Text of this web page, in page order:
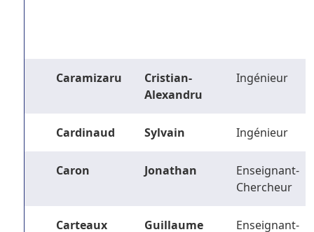
Caramizaru
Cristian-
Alexandru
Ingénieur
Cardinaud Sylvain Ingénieur
Caron Jonathan
Enseignant-
Chercheur
Carteaux Guillaume
Enseignant-